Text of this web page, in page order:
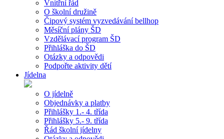
Vnitřní řád
O školní družině
Čipový systém vyzvedávání bellhop
Měsíční plány ŠD
Vzdělávací program ŠD
Přihláška do ŠD
Otázky a odpovědi
Podpořte aktivity dětí
Jídelna
O jídelně
Objednávky a platby
Přihlášky 1.- 4. třída
Přihlášky 5.- 9. třída
Řád školní jídelny